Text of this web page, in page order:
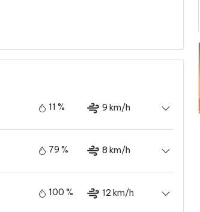
11 % 9 km/h
79 % 8 km/h
100 % 12 km/h